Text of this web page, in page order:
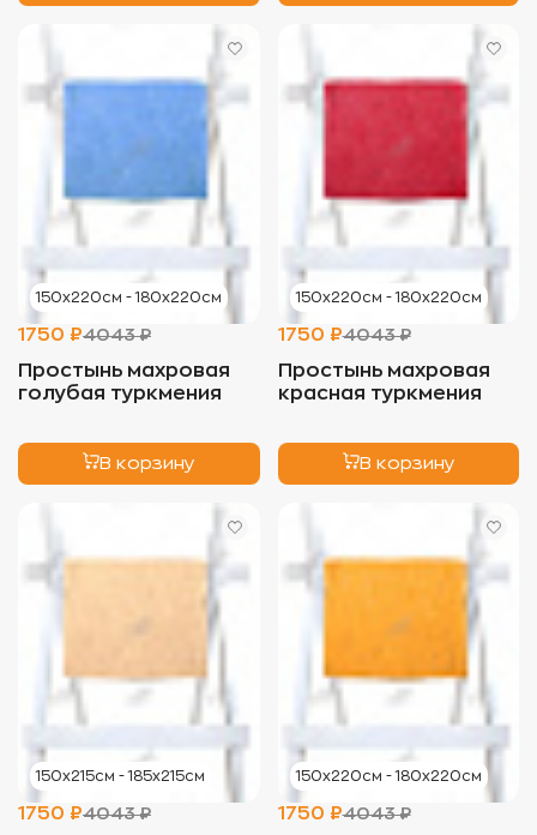
150х220см - 180х220см
1750 ₽4043 ₽
Простынь махровая
голубая туркмения
В корзину
150х220см - 180х220см
1750 ₽4043 ₽
Простынь махровая
красная туркмения
В корзину
150х215см - 185х215см
1750 ₽4043 ₽
150х220см - 180х220см
1750 ₽4043 ₽